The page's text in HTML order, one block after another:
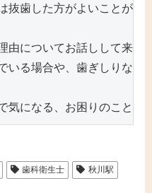
抜歯した方がよいことが多
由についてお話しして来
いる場合や、歯ぎしりな
気になる、お困りのこと
歯科衛生士
秋川駅